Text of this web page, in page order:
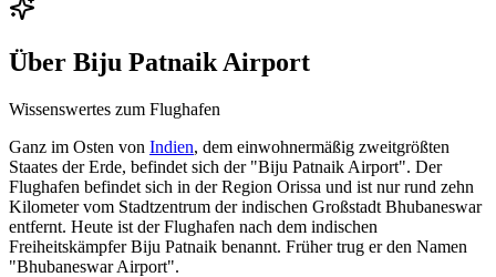
Über Biju Patnaik Airport
Wissenswertes zum Flughafen
Ganz im Osten von Indien, dem einwohnermäßig zweitgrößten
Staates der Erde, befindet sich der "Biju Patnaik Airport". Der
Flughafen befindet sich in der Region Orissa und ist nur rund zehn
Kilometer vom Stadtzentrum der indischen Großstadt Bhubaneswar
entfernt. Heute ist der Flughafen nach dem indischen
Freiheitskämpfer Biju Patnaik benannt. Früher trug er den Namen
"Bhubaneswar Airport".